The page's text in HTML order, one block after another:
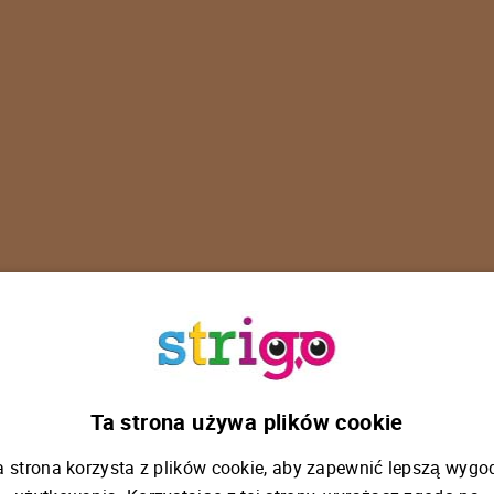
Ups!
Ta strona używa plików cookie
strona korzysta z plików cookie, aby zapewnić lepszą